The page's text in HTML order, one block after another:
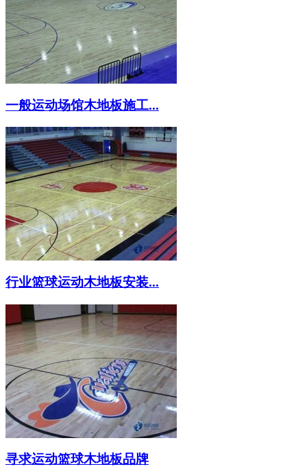
一般运动场馆木地板施工...
行业篮球运动木地板安装...
寻求运动篮球木地板品牌